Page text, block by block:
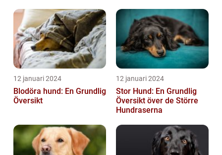
12 januari 2024
Blodöra hund: En Grundlig
Översikt
12 januari 2024
Stor Hund: En Grundlig
Översikt över de Större
Hundraserna